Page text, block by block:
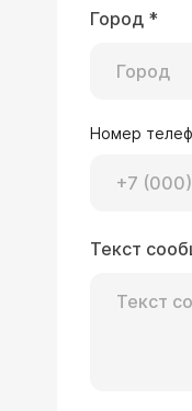
Город *
Номер
Текст